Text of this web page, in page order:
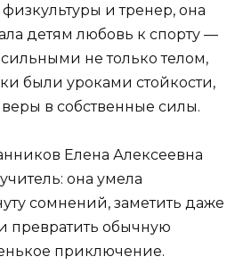
и тренер, она
детям любовь к спорту —
не только телом,
были уроками стойкости,
в собственные силы.
Елена Алексеевна
она умела
сомнений, заметить даже
превратить обычную
приключение.